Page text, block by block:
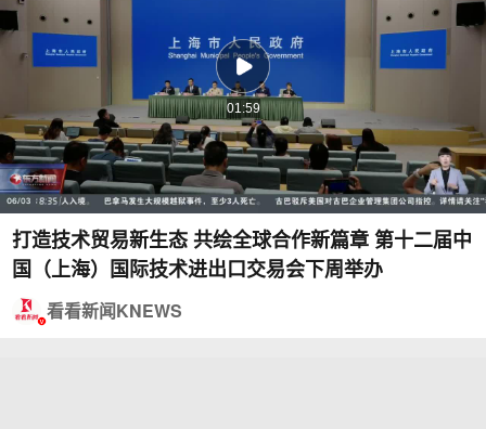
01:59
打造技术贸易新生态 共绘全球合作新篇章 第十二届中
国（上海）国际技术进出口交易会下周举办
看看新闻KNEWS